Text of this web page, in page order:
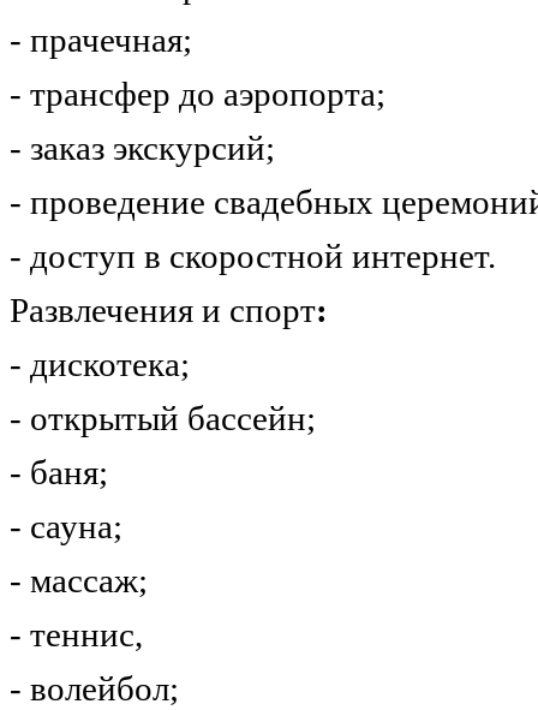
- прачечная;
- трансфер до аэропорта;
- заказ экскурсий;
- проведение свадебных
- доступ в скоростной интернет.
Развлечения и спорт:
- дискотека;
- открытый бассейн;
- баня;
- сауна;
- массаж;
- теннис,
- волейбол;